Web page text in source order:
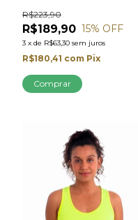
R$189,90
R$223,90
15% OFF
3 x de R$63,30 sem juros
R$180,41 com Pix
Comprar